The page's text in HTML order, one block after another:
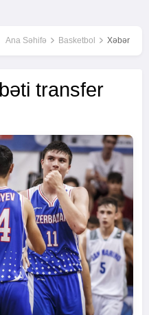
Ana Səhifə Basketbol Xəbər
transfer